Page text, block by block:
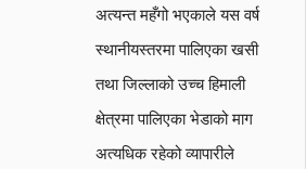
अत्यन्त महँगो भएकाले यस वर्ष
स्थानीयस्तरमा पालिएका खसी
तथा जिल्लाको उच्च हिमाली
क्षेत्रमा पालिएका भेडाको माग
अत्यधिक रहेको व्यापारीले